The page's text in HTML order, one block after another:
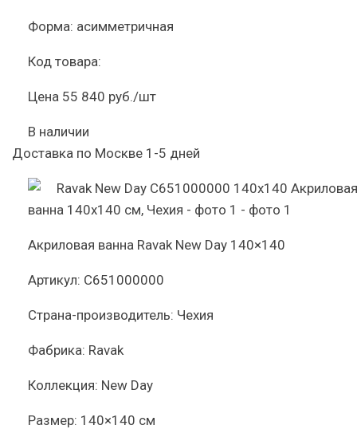
Форма: асимметричная
Код товара:
Цена 55 840 руб./шт
В наличии
Доставка по Москве 1-5 дней
Акриловая ванна Ravak New Day 140×140
Артикул: C651000000
Страна-производитель: Чехия
Фабрика: Ravak
Коллекция: New Day
Размер: 140×140 см